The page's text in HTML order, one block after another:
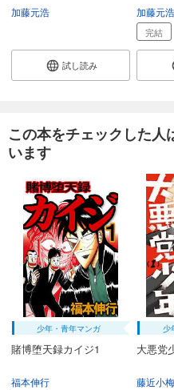
あらすじを表示する
Ｑ．Ｅ．Ｄ．―証
594円 (税込)
あらすじを表示する
Ｑ．Ｅ．Ｄ．―証
594円 (税込)
完結
あらすじを表示する
Ｑ．Ｅ．Ｄ．―証
594円 (税込)
完結
加藤元浩
試し読み
加藤元浩
完結
この本をチェックした人
います
少年・青年マンガ
賭博堕天録カイジ1
福本伸行
少
大悪党
藤近小梅